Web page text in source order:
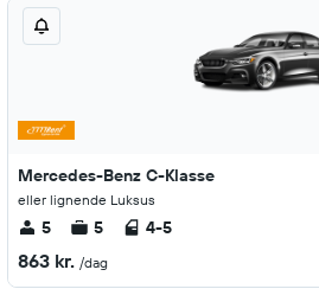
Mercedes-Benz C-Klasse
eller lignende Luksus
5 5 4-5
863 kr. /dag